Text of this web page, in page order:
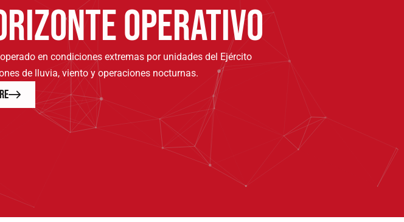
OPERATIVO
en condiciones extremas por unidades del Ejército
de lluvia, viento y operaciones nocturnas.